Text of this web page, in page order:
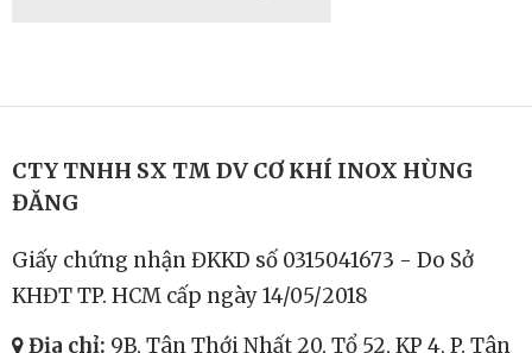
CTY TNHH SX TM DV CƠ KHÍ INOX HÙNG
ĐĂNG
Giấy chứng nhận ĐKKD số 0315041673 - Do Sở
KHĐT TP. HCM cấp ngày 14/05/2018
Địa chỉ: 9B, Tân Thới Nhất 20, Tổ 52, KP 4, P. Tân